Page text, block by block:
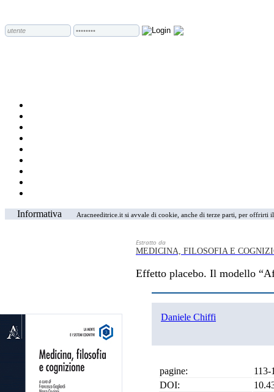
Informativa Aracneeditrice.it si avvale di cookie, anche di terze parti, per
Estratto da
MEDICINA, FILOSOFIA E
Effetto placebo. Il modello
Daniele Chiffi
pagine:
113-
DOI: